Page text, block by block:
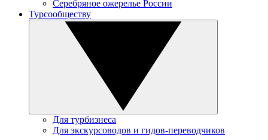
Серебряное ожерелье России
Турсообществу
Для турбизнеса
Для экскурсоводов и гидов-переводчиков